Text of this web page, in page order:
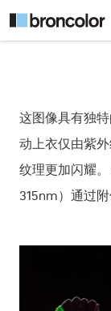
灯罩
这图像具有独
动上衣仅由紫
纹理更加闪耀
315nm）通过附